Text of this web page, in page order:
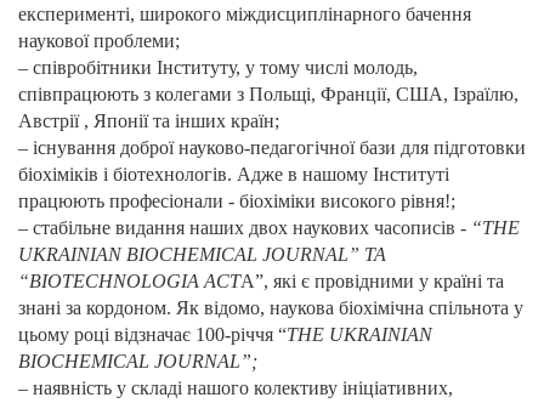
експерименті, широкого міждисциплінарного бачення
наукової проблеми;
– співробітники Інституту, у тому числі молодь,
співпрацюють з колегами з Польщі, Франції, США, Ізраїлю,
Австрії , Японії та інших країн;
– існування доброї науково-педагогічної бази для підготовки
біохіміків і біотехнологів. Адже в нашому Інституті
працюють професіонали - біохіміки високого рівня!;
– стабільне видання наших двох наукових часописів - “THE
UKRAINIAN BIOCHEMICAL JOURNAL” ТА
“BIOTECHNOLOGIA ACTA”, які є провідними у країні та
знані за кордоном. Як відомо, наукова біохімічна спільнота у
цьому році відзначає 100-річчя “THE UKRAINIAN
BIOCHEMICAL JOURNAL”;
– наявність у складі нашого колективу ініціативних,